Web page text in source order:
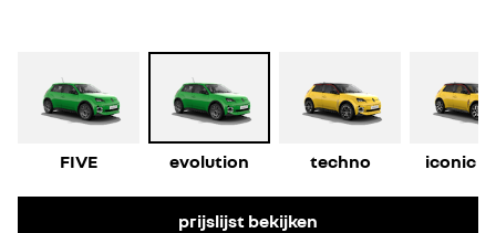
FIVE evolution techno iconic
prijslijst bekijken